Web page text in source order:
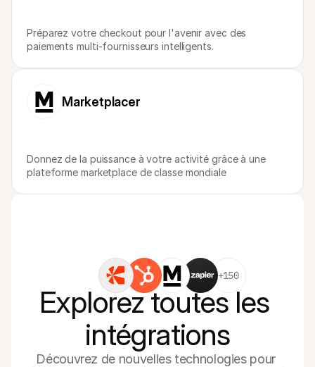
Préparez votre checkout pour l'avenir avec des
paiements multi-fournisseurs intelligents.
Marketplacer
Donnez de la puissance à votre activité grâce à une
plateforme marketplace de classe mondiale
+150
Explorez toutes les
intégrations
Découvrez de nouvelles technologies pour